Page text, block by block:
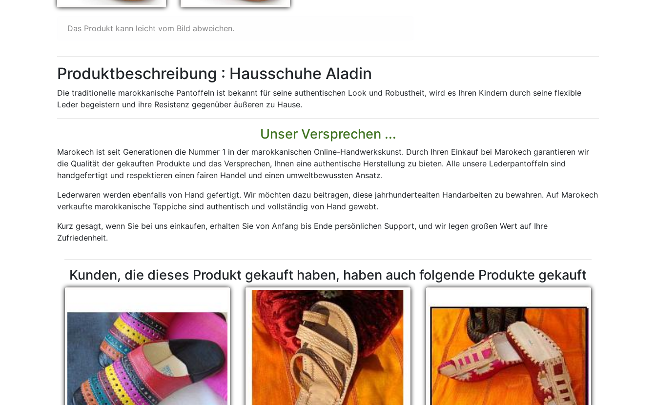
Das Produkt kann leicht vom Bild abweichen.
Produktbeschreibung : Hausschuhe Aladin
Die traditionelle marokkanische Pantoffeln ist bekannt für seine authentischen Look und Robustheit, wird es Ihren Kindern durch seine flexible
Leder begeistern und ihre Resistenz gegenüber äußeren zu Hause.
Unser Versprechen ...
Marokech ist seit Generationen die Nummer 1 in der marokkanischen Online-Handwerkskunst. Durch Ihren Einkauf bei Marokech garantieren wir
die Qualität der gekauften Produkte und das Versprechen, Ihnen eine authentische Herstellung zu bieten. Alle unsere Lederpantoffeln sind
handgefertigt und respektieren einen fairen Handel und einen umweltbewussten Ansatz.
Lederwaren werden ebenfalls von Hand gefertigt. Wir möchten dazu beitragen, diese jahrhundertealten Handarbeiten zu bewahren. Auf Marokech
verkaufte marokkanische Teppiche sind authentisch und vollständig von Hand gewebt.
Kurz gesagt, wenn Sie bei uns einkaufen, erhalten Sie von Anfang bis Ende persönlichen Support, und wir legen großen Wert auf Ihre
Zufriedenheit.
Kunden, die dieses Produkt gekauft haben, haben auch folgende Produkte gekauft